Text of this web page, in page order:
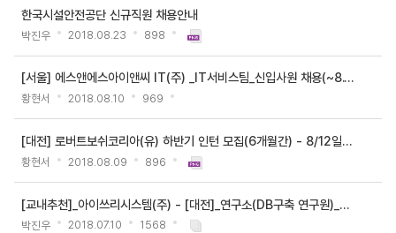
한국시설안전공단 신규직원 채용안내
박진우 2018.08.23 898
[서울] 에스앤에스아이앤씨 IT(주) _IT서비스팀_신입사원 채용(~8.19)
황현서 2018.08.10 969
[대전] 로버트보쉬코리아(유) 하반기 인턴 모집(6개월간) - 8/12일까지
황현서 2018.08.09 896
[교내추천]_아이쓰리시스템(주) - [대전]_연구소(DB구축 연구원)_정규직 채용 [연봉 약..
박진우 2018.07.10 1568